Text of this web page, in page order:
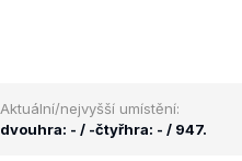
Aktuální/nejvyšší umístění:
dvouhra: - / -čtyřhra: - / 947.